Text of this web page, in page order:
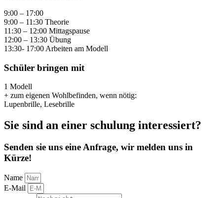
9:00 – 17:00
9:00 – 11:30 Theorie
11:30 – 12:00 Mittagspause
12:00 – 13:30 Übung
13:30- 17:00 Arbeiten am Modell
Schüler bringen mit
1 Modell
+ zum eigenen Wohlbefinden, wenn nötig:
Lupenbrille, Lesebrille
Sie sind an einer schulung interessiert?
Senden sie uns eine Anfrage, wir melden uns in
Kürze!
Name
E-Mail